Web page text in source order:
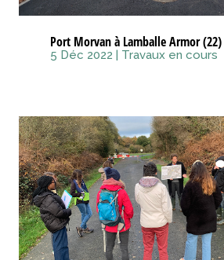
Port Morvan à Lamballe Armor (22)
5 Déc 2022 Travaux en cours